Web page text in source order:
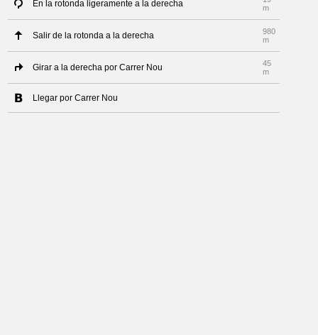
En la rotonda ligeramente a la derecha
m
Salir de la rotonda a la derecha
980
m
Girar a la derecha por Carrer Nou
45
m
Llegar por Carrer Nou